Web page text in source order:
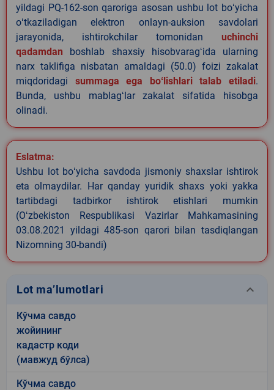
yildagi PQ-162-son qaroriga asosan ushbu lot boʻyicha
oʻtkaziladigan elektron onlayn-auksion savdolari
jarayonida, ishtirokchilar tomonidan uchinchi
qadamdan boshlab shaxsiy hisobvaragʻida ularning
narx taklifiga nisbatan amaldagi (50.0) foizi zakalat
miqdoridagi summaga ega boʻlishlari talab etiladi.
Bunda, ushbu mablagʻlar zakalat sifatida hisobga
olinadi.
Eslatma:
Ushbu lot boʻyicha savdoda jismoniy shaxslar ishtirok
eta olmaydilar. Har qanday yuridik shaxs yoki yakka
tartibdagi tadbirkor ishtirok etishlari mumkin
(Oʻzbekiston Respublikasi Vazirlar Mahkamasining
03.08.2021 yildagi 485-son qarori bilan tasdiqlangan
Nizomning 30-bandi)
Lot ma’lumotlari keyboard_arrow_down
Кўчма савдо
жойининг
кадастр коди
(мавжуд бўлса)
Кўчма савдо